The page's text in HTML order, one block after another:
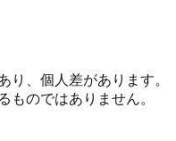
り、個人差があります。
ものではありません。